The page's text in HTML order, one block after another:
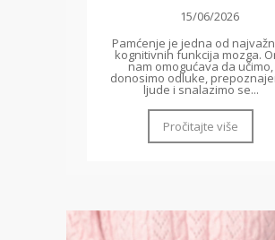
15/06/2026
Pamćenje je jedna od
kognitivnih funkcija mozga.
nam omogućava da učimo,
donosimo odluke,
ljude i snalazimo se...
Pročitajte više